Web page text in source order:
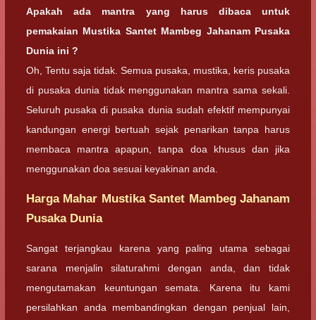
Apakah ada mantra yang harus dibaca untuk
pemakaian Mustika Santet Mambeg Jahanam Pusaka
Dunia ini ?
Oh, Tentu saja tidak. Semua pusaka, mustika, keris pusaka
di pusaka dunia tidak menggunakan mantra sama sekali.
Seluruh pusaka di pusaka dunia sudah efektif mempunyai
kandungan energi bertuah sejak penarikan tanpa harus
membaca mantra apapun, tanpa doa khusus dan jika
menggunakan doa sesuai keyakinan anda.
Harga Mahar Mustika Santet Mambeg Jahanam
Pusaka Dunia
Sangat terjangkau karena yang paling utama sebagai
sarana menjalin silaturahmi dengan anda, dan tidak
mengutamakan keuntungan semata. Karena itu kami
persilahkan anda membandingkan dengan penjual lain,